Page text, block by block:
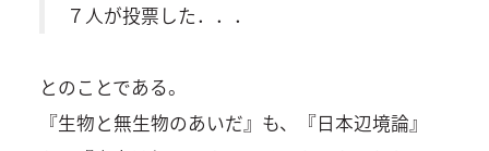
７人が投票した．．．
とのことである。
『生物と無生物のあいだ』も、『日本辺境論』